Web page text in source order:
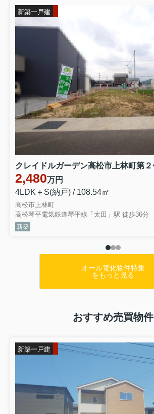
新築一戸建
2,480万円
4LDK＋S(納戸) / 108.54㎡
高松市上林町
高松琴平電気鉄道琴平線「太田」駅 徒歩36分
新築
オール電化物件特集
をもっと見る
おすすめ売買物件
新築一戸建